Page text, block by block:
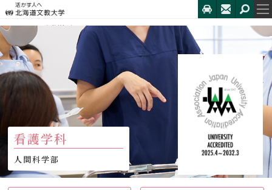
HOME 看護学科 カリキュラム
看護学科
人間科学部